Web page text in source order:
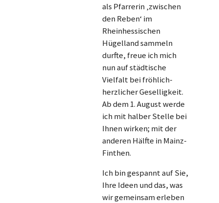
als Pfarrerin ‚zwischen
den Reben‘ im
Rheinhessischen
Hügelland sammeln
durfte, freue ich mich
nun auf städtische
Vielfalt bei fröhlich-
herzlicher Geselligkeit.
Ab dem 1. August werde
ich mit halber Stelle bei
Ihnen wirken; mit der
anderen Hälfte in Mainz-
Finthen.
Ich bin gespannt auf Sie,
Ihre Ideen und das, was
wir gemeinsam erleben